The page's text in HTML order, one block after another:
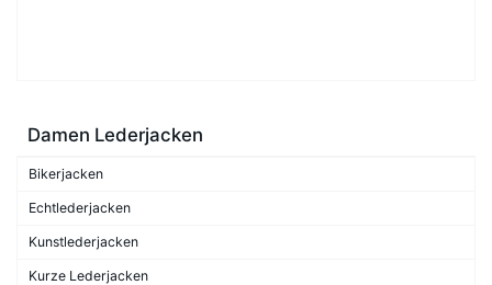
Damen Lederjacken
Bikerjacken
Echtlederjacken
Kunstlederjacken
Kurze Lederjacken